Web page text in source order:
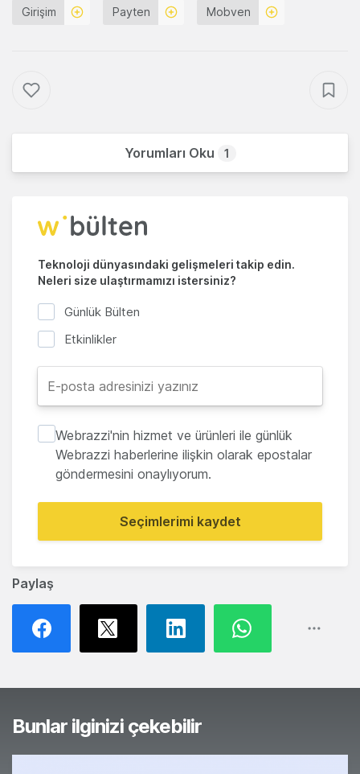
Paylaş
Girişim Payten Mobven
Yorumları Oku 1
Teknoloji dünyasındaki gelişmeleri takip edin.
Neleri size ulaştırmamızı istersiniz?
Günlük Bülten
Etkinlikler
Webrazzi'nin hizmet ve ürünleri ile günlük
Webrazzi haberlerine ilişkin olarak epostalar
göndermesini onaylıyorum.
Seçimlerimi kaydet
Bunlar ilginizi çekebilir